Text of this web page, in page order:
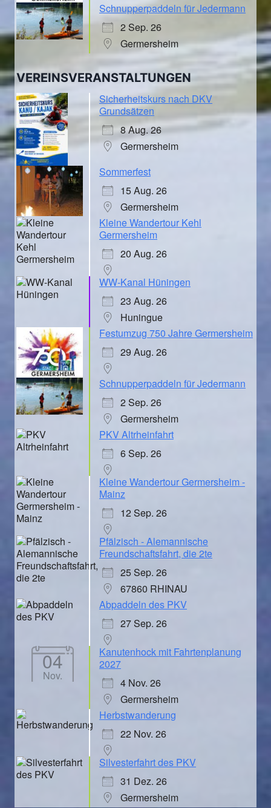
Schnupperpaddeln für Jedermann
2 Sep. 26
Germersheim
VEREINSVERANSTALTUNGEN
Sicherheitskurs nach DKV
Grundsätzen
8 Aug. 26
Germersheim
Sommerfest
15 Aug. 26
Germersheim
Kleine Wandertour Kehl
Germersheim
20 Aug. 26
WW-Kanal Hüningen
23 Aug. 26
Huningue
Festumzug 750 Jahre Germersheim
29 Aug. 26
Schnupperpaddeln für Jedermann
2 Sep. 26
Germersheim
PKV Altrheinfahrt
6 Sep. 26
Kleine Wandertour Germersheim -
Mainz
12 Sep. 26
Pfälzisch - Alemannische
Freundschaftsfahrt, die 2te
25 Sep. 26
67860 RHINAU
Abpaddeln des PKV
27 Sep. 26
04
Nov.
Kanutenhock mit Fahrtenplanung
2027
4 Nov. 26
Germersheim
Herbstwanderung
22 Nov. 26
Silvesterfahrt des PKV
31 Dez. 26
Germersheim